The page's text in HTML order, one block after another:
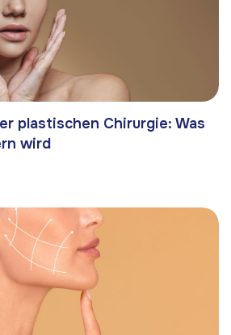
plastischen Chirurgie: Was
wird